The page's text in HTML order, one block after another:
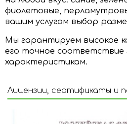
фиолетовые,
вашим услугам выбор
Мы гарантируем высокое
его точное соответствие
характеристикам.
Лицензии, сертификаты и